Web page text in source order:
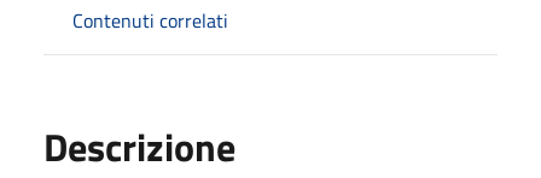
Contenuti correlati
Descrizione